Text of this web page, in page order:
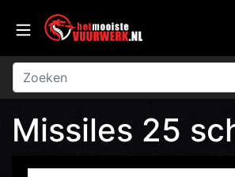
Missiles 25